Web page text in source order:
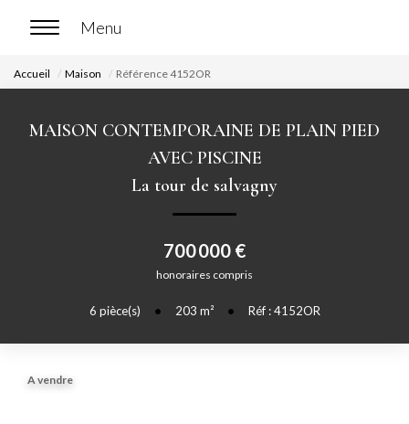
ACCUEIL
Nos biens en vente
Chasse immobilière
Accueil Maison Référence 4152OR
MAISON CONTEMPORAINE DE PLAIN PIED
AVEC PISCINE
La tour de salvagny
700 000 €
honoraires compris
6 pièce(s) • 203 m² • Réf : 4152OR
A vendre